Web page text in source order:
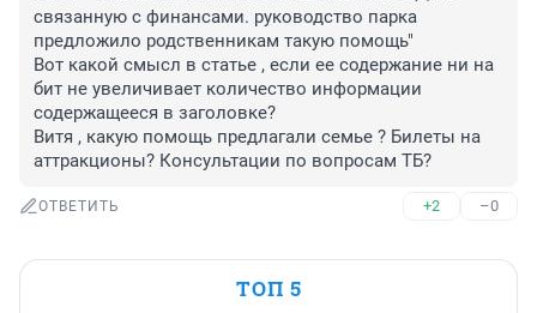
связанную с финансами. руководство парка
предложило родственникам такую помощь"
Вот какой смысл в статье , если ее содержание ни на
бит не увеличивает количество информации
содержащееся в заголовке?
Витя , какую помощь предлагали семье ? Билеты на
аттракционы? Консультации по вопросам ТБ?
ОТВЕТИТЬ +2 –0
ТОП 5